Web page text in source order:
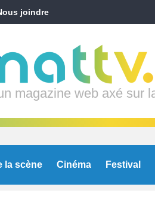
joindre
magazine web axé sur
la scène Cinéma Festival